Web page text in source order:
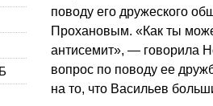
поводу его дружеского
Прохановым. «Как ты
антисемит», — говорила
вопрос по поводу ее
на то, что Васильев